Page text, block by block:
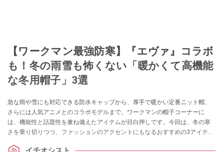
【ワークマン最強防寒】『エヴァ』コラボ
も！冬の雨雪も怖くない「暖かくて高機能
な冬用帽子」3選
急な雨や雪にも対応できる防水キャップから、厚手で暖かい定番ニット帽、
さらには人気アニメとのコラボモデルまで。ワークマンの帽子コーナーに
は、機能性と話題性を兼ね備えたアイテムが目白押しです。今回は、冬の寒
さを乗り切りつつ、ファッションのアクセントにもなるおすすめの3アイテム